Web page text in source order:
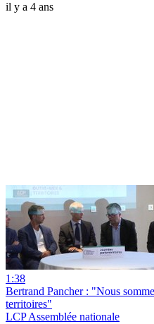
il y a 4 ans
1:38
Bertrand Pancher : "Nous
territoires"
LCP Assemblée nationale